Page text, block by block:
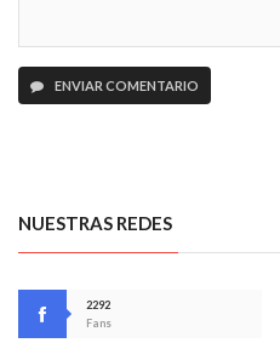
ENVIAR COMENTARIO
NUESTRAS REDES
2292
Fans